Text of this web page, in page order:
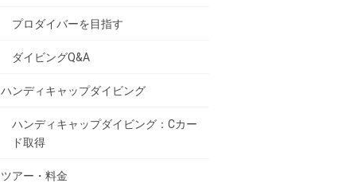
プロダイバーを目指す
ダイビングQ&A
ハンディキャップダイビング
ハンディキャップダイビング：Cカー
ド取得
ツアー・料金